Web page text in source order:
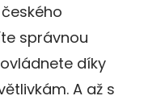
správnou
díky
A až s